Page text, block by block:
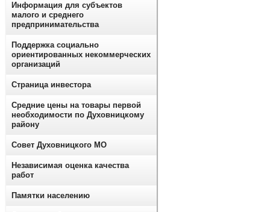
Информация для субъектов
малого и среднего
предпринимательства
Поддержка социально
ориентированных некоммерческих
организаций
Страница инвестора
Средние цены на товары первой
необходимости по Духовницкому
району
Совет Духовницкого МО
Независимая оценка качества
работ
Памятки населению